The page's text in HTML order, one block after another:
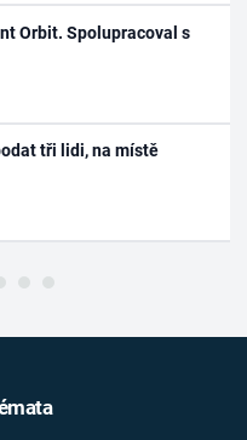
Orbit. Spolupracoval s
tři lidi, na místě